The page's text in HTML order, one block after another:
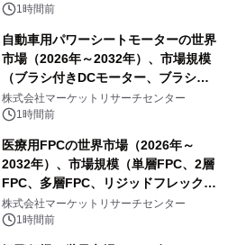
1時間前
自動車用パワーシートモーターの世界
市場（2026年～2032年）、市場規模
（ブラシ付きDCモーター、ブラシレ
スDCモーター）・分析レポートを発
表
株式会社マーケットリサーチセンター
1時間前
医療用FPCの世界市場（2026年～
2032年）、市場規模（単層FPC、2層
FPC、多層FPC、リジッドフレックス
PCB）・分析レポートを発表
株式会社マーケットリサーチセンター
1時間前